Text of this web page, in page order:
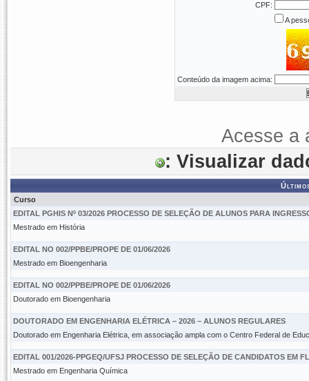
CPF:
A
Conteúdo da imagem acima:
Acesse a
: Visualizar
Curso
EDITAL PGHIS Nº 03/2026 PROCESSO DE SELEÇÃO DE ALUNOS PARA
Mestrado em História
EDITAL NO 002/PPBE/PROPE DE 01/06/2026
Mestrado em Bioengenharia
EDITAL NO 002/PPBE/PROPE DE 01/06/2026
Doutorado em Bioengenharia
DOUTORADO EM ENGENHARIA ELÉTRICA – 2026 – ALUNOS REGULARES
Doutorado em Engenharia Elétrica, em associação ampla com o Centro Federal de
EDITAL 001/2026-PPGEQ/UFSJ PROCESSO DE SELEÇÃO DE CANDIDATOS EM
Mestrado em Engenharia Química